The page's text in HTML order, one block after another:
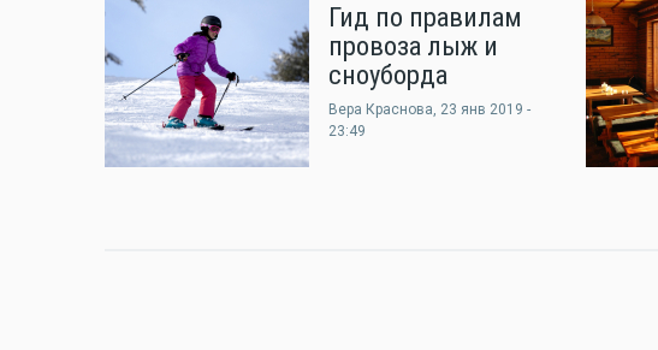
Гид по правилам
провоза лыж и
сноуборда
Вера Краснова, 23 янв 2019 -
23:49